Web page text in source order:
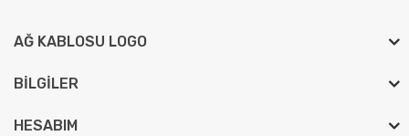
AĞ KABLOSU LOGO
BILGILER
HESABIM